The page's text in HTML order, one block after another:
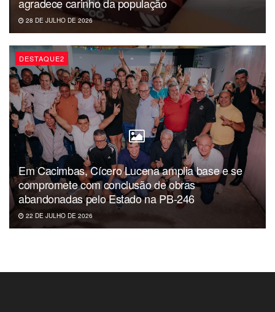
28 DE JULHO DE 2026
DESTAQUE2
Em Cacimbas, Cícero Lucena amplia base e se
compromete com conclusão de obras
abandonadas pelo Estado na PB-246
22 DE JULHO DE 2026